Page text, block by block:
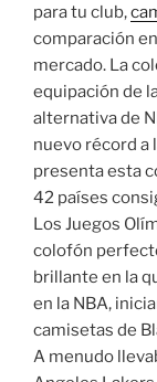
para tu club,
comparación
mercado. La
equipación de
alternativa de
nuevo récord a
presenta esta
42 países
Los Juegos
colofón
brillante en la
en la NBA,
camisetas de
A menudo